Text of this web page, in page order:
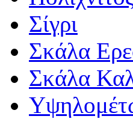
Σίγρι
Σκάλα
Σκάλα